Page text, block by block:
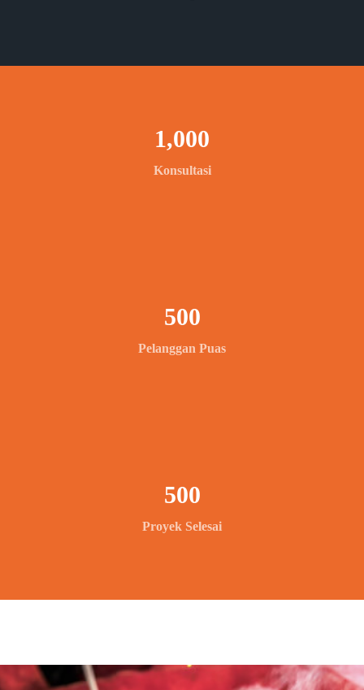
Konsultasi
1,000
Pelanggan Puas
500
Proyek Selesai
500